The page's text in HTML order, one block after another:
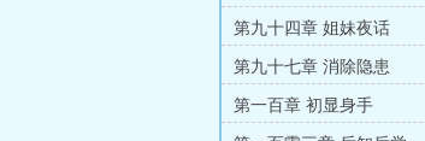
第九十四章 姐妹夜话
第九十七章 消除隐患
第一百章 初显身手